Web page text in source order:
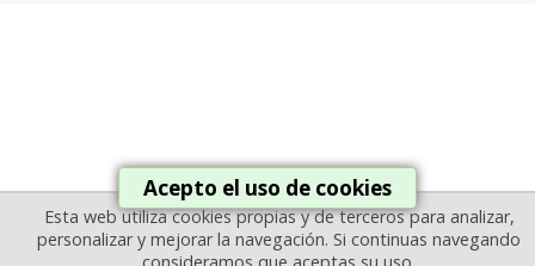
Acepto el uso de cookies
Esta web utiliza cookies propias y de terceros para analizar,
personalizar y mejorar la navegación. Si continuas navegando